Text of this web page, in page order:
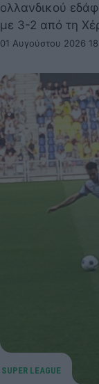
ολλανδικού
με 3-2 από τη
01 Αυγούστου 2026